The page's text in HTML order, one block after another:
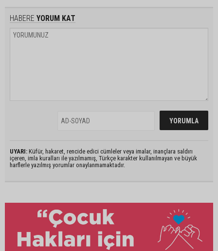
HABERE YORUM KAT
UYARI: Küfür, hakaret, rencide edici cümleler veya imalar, inançlara saldırı
içeren, imla kuralları ile yazılmamış, Türkçe karakter kullanılmayan ve büyük
harflerle yazılmış yorumlar onaylanmamaktadır.